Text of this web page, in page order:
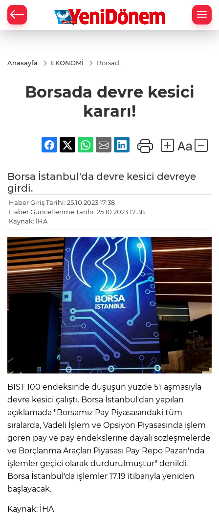
Anasayfa EKONOMİ
Borsada
kararı!
Borsada devre kesici
kararı!
Borsa İstanbul'da devre kesici devreye
girdi.
Haber Giriş Tarihi: 25.10.2023 17:38
Haber Güncellenme Tarihi: 25.10.2023 17:38
Kaynak: İHA
BIST 100 endeksinde düşüşün yüzde 5'i aşmasıyla
devre kesici çalıştı. Borsa İstanbul'dan yapılan
açıklamada "Borsamız Pay Piyasasındaki tüm
sıralarda, Vadeli İşlem ve Opsiyon Piyasasında işlem
gören pay ve pay endekslerine dayalı sözleşmelerde
ve Borçlanma Araçları Piyasası Pay Repo Pazarı'nda
işlemler geçici olarak durdurulmuştur" denildi.
Borsa İstanbul'da işlemler 17.19 itibarıyla yeniden
başlayacak.
Kaynak: İHA